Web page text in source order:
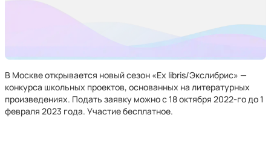
В Москве открывается новый сезон «Ex libris/Экслибрис» —
конкурса школьных проектов, основанных на литературных
произведениях. Подать заявку можно с 18 октября 2022-го до 1
февраля 2023 года. Участие бесплатное.